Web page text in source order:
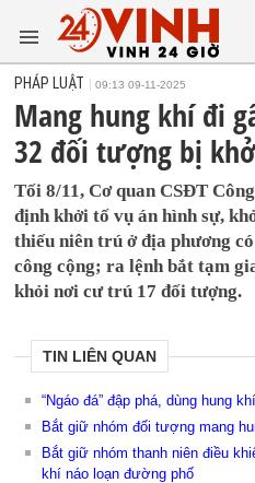
PHÁP LUẬT 09:13 09-11-2025
Mang hung khí đi
32 đối tượng bị
Tối 8/11, Cơ quan CSĐT
định khởi tố vụ án hình sự,
thiếu niên trú ở địa phương
công cộng; ra lệnh bắt tạm
khỏi nơi cư trú 17 đối tượng.
TIN LIÊN QUAN
“Ngáo đá” đập phá, dùng hung
Bắt giữ nhóm đối tượng mang
Bắt giữ nhóm thanh niên điều
khí náo loạn đường phố